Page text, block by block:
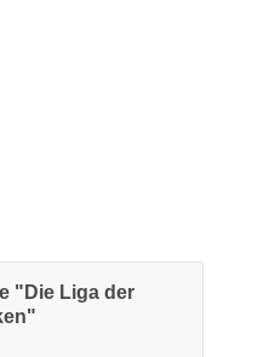
"Die Liga der